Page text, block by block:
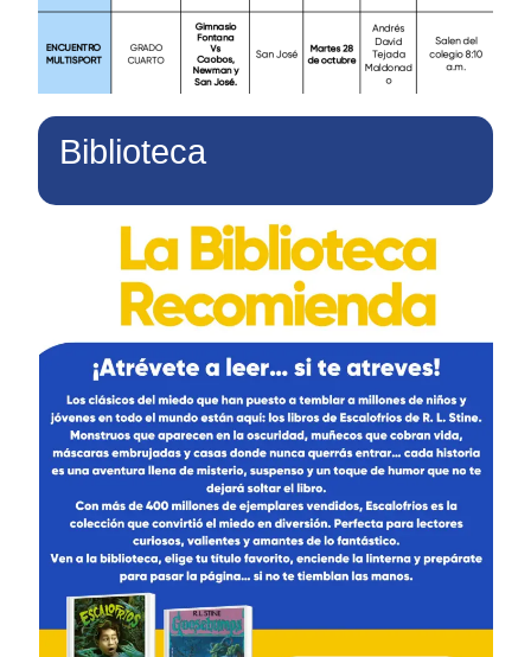
Biblioteca